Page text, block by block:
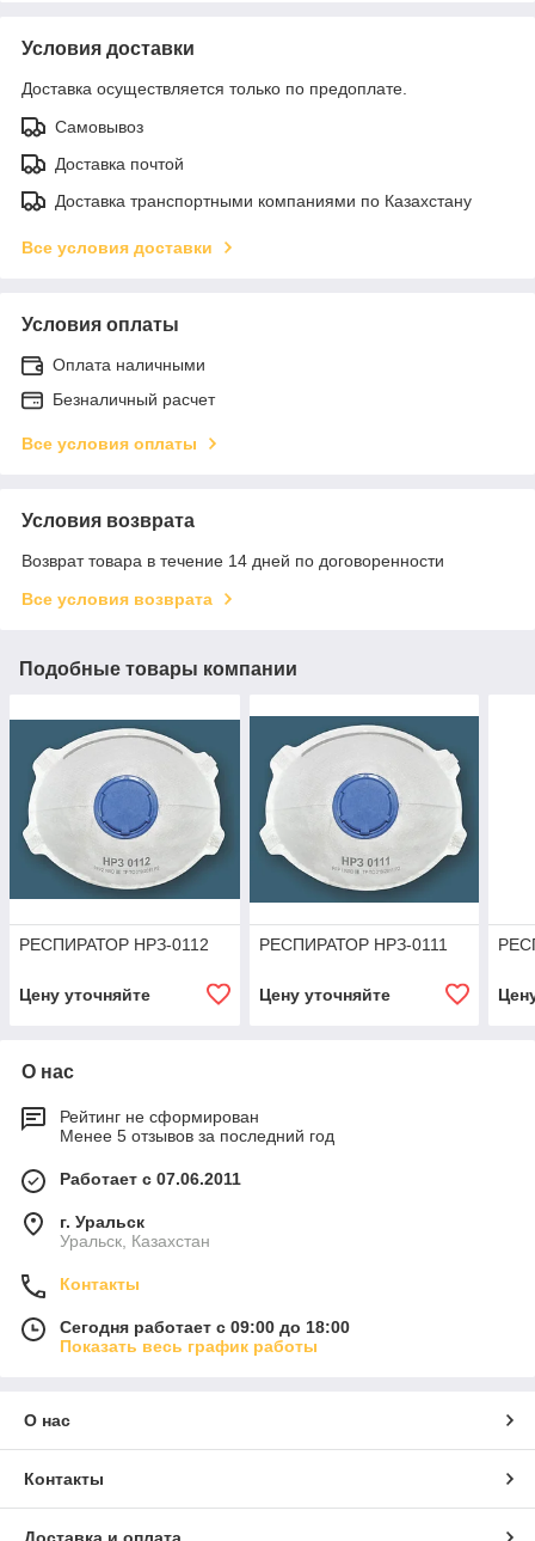
Условия доставки
Доставка осуществляется только по предоплате.
Самовывоз
Доставка почтой
Доставка транспортными компаниями по Казахстану
Все условия доставки
Условия оплаты
Оплата наличными
Безналичный расчет
Все условия оплаты
Условия возврата
Возврат товара в течение 14 дней по договоренности
Все условия возврата
Подобные товары компании
РЕСПИРАТОР НРЗ-0112
Цену уточняйте
РЕСПИРАТОР НРЗ-0111
Цену уточняйте
О нас
Рейтинг не сформирован
Менее 5 отзывов за последний год
Работает с 07.06.2011
г. Уральск
Уральск, Казахстан
Контакты
Сегодня работает с 09:00 до 18:00
Показать весь график работы
О нас
Контакты